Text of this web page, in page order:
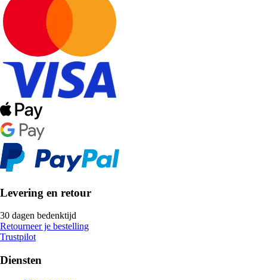
Levering en retour
30 dagen bedenktijd
Retourneer je bestelling
Trustpilot
Diensten